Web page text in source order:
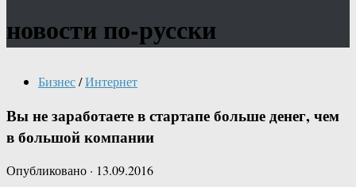
новости по-русски
Бизнес/Интернет
Вы не заработаете в стартапе больше денег, чем
в большой компании
Опубликовано · 13.09.2016